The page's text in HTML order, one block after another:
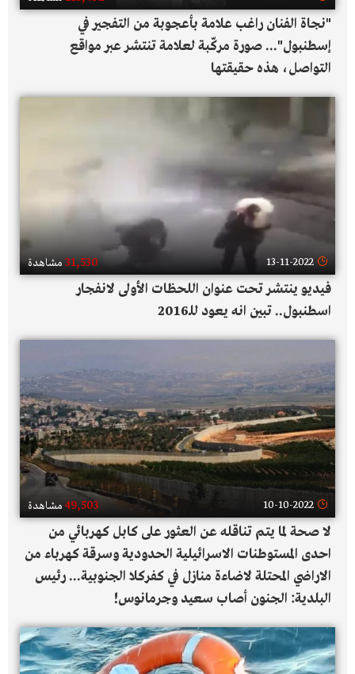
"نجاة الفنان راغب علامة بأعجوبة من التفجير في
إسطنبول"... صورة مركّبة لعلامة تنتشر عبر مواقع
التواصل، هذه حقيقتها
13-11-2022
31,530 مشاهدة
فيديو ينتشر تحت عنوان اللحظات الأولى لانفجار
اسطنبول.. تبين انه يعود للـ2016
10-10-2022
49,503 مشاهدة
لا صحة لما يتم تناقله عن العثور على كابل كهربائي من
احدى المستوطنات الاسرائيلية الحدودية وسرقة كهرباء من
الاراضي المحتلة لاضاءة منازل في كفركلا الجنوبية... رئيس
البلدية: الجنون أصاب سعيد وجرمانوس!